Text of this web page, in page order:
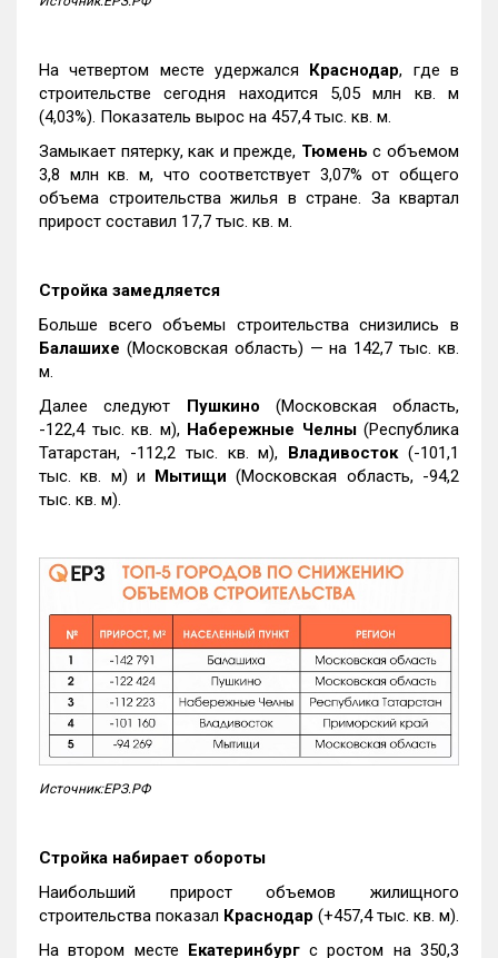
На четвертом месте удержался Краснодар, где в
строительстве сегодня находится 5,05 млн кв. м
(4,03%). Показатель вырос на 457,4 тыс. кв. м.
Замыкает пятерку, как и прежде, Тюмень с объемом
3,8 млн кв. м, что соответствует 3,07% от общего
объема строительства жилья в стране. За квартал
прирост составил 17,7 тыс. кв. м.
Стройка замедляется
Больше всего объемы строительства снизились в
Балашихе (Московская область) — на 142,7 тыс. кв.
м.
Далее следуют Пушкино (Московская область,
-122,4 тыс. кв. м), Набережные Челны(Республика
Татарстан, -112,2 тыс. кв. м), Владивосток(-101,1
тыс. кв. м) и Мытищи (Московская область, -94,2
тыс. кв. м).
Источник:ЕРЗ.РФ
Стройка набирает обороты
Наибольший прирост объемов жилищного
строительства показал Краснодар (+457,4 тыс. кв. м).
На втором месте Екатеринбургс ростом на 350,3